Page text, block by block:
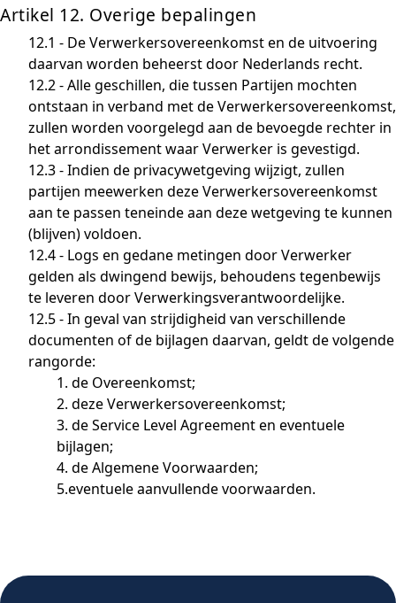
Artikel 12. Overige bepalingen
12.1 - De Verwerkersovereenkomst en de uitvoering
daarvan worden beheerst door Nederlands recht.
12.2 - Alle geschillen, die tussen Partijen mochten
ontstaan in verband met de Verwerkersovereenkomst,
zullen worden voorgelegd aan de bevoegde rechter in
het arrondissement waar Verwerker is gevestigd.
12.3 - Indien de privacywetgeving wijzigt, zullen
partijen meewerken deze Verwerkersovereenkomst
aan te passen teneinde aan deze wetgeving te kunnen
(blijven) voldoen.
12.4 - Logs en gedane metingen door Verwerker
gelden als dwingend bewijs, behoudens tegenbewijs
te leveren door Verwerkingsverantwoordelijke.
12.5 - In geval van strijdigheid van verschillende
documenten of de bijlagen daarvan, geldt de volgende
rangorde:
1. de Overeenkomst;
2. deze Verwerkersovereenkomst;
3. de Service Level Agreement en eventuele
bijlagen;
4. de Algemene Voorwaarden;
5.eventuele aanvullende voorwaarden.